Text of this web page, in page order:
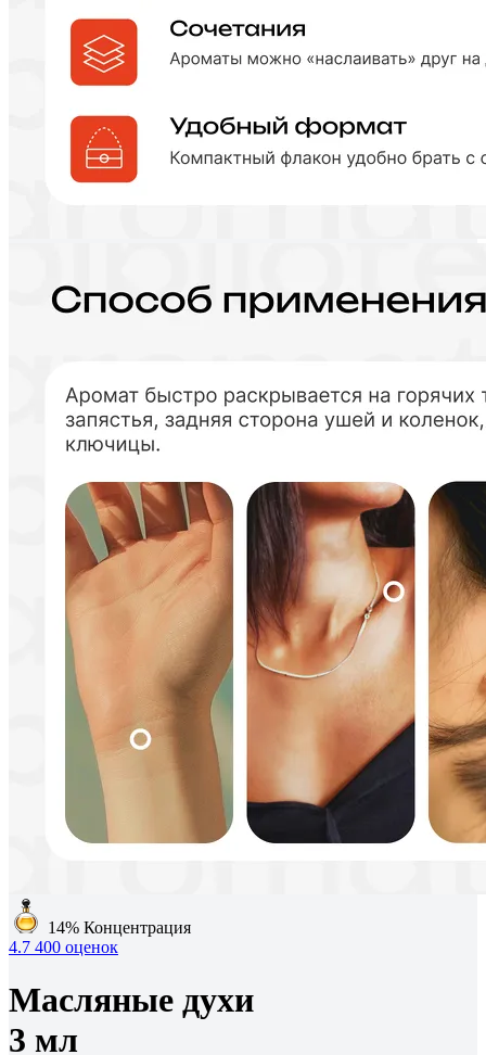
14% Концентрация
4.7 400 оценок
Масляные духи
3 мл